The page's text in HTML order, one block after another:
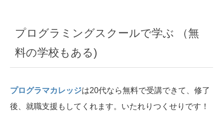
プログラミングスクールで学ぶ （無
料の学校もある)
プログラマカレッジは20代なら無料で受講できて、修了
後、就職支援もしてくれます。いたれりつくせりです！